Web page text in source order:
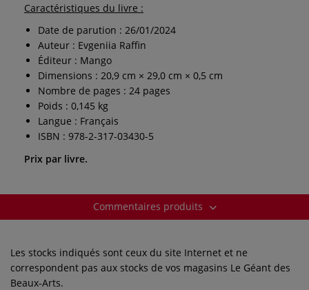
Caractéristiques du livre :
Date de parution : 26/01/2024
Auteur : Evgeniia Raffin
Éditeur : Mango
Dimensions : 20,9 cm × 29,0 cm × 0,5 cm
Nombre de pages : 24 pages
Poids : 0,145 kg
Langue : Français
ISBN : 978-2-317-03430-5
Prix par livre.
Commentaires produits
Les stocks indiqués sont ceux du site Internet et ne
correspondent pas aux stocks de vos magasins Le Géant des
Beaux-Arts.